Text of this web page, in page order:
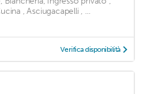
, Asciugacapelli , ...
Verifica disponibilità